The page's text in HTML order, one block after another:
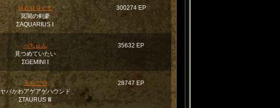
ＭＯＯＧＬＥ
冥闇の剣豪
ΣAQUARIUS Ⅰ
300274 EP
ぺちゅん
見つめていたい
ΣGEMINI Ⅰ
35632 EP
えちごや
ヤバかわアゲアゲハウンド
ΣTAURUS Ⅲ
28747 EP